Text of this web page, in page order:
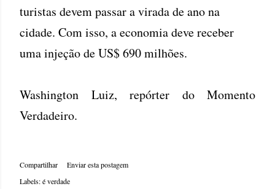
turistas devem passar a virada de ano na
cidade. Com isso, a economia deve receber
uma injeção de US$ 690 milhões.
Washington Luiz, repórter do Momento
Verdadeiro.
Compartilhar
Enviar esta postagem
Labels:é verdade